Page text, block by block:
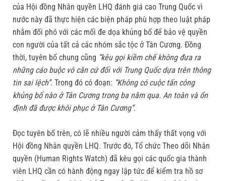
của Hội đồng Nhân quyền LHQ đánh giá cao Trung Quốc vì
nước này đã thực hiện các biện pháp phù hợp theo luật pháp
nhằm đối phó với các mối đe dọa khủng bố để bảo vệ quyền
con người của tất cả các nhóm sắc tộc ở Tân Cương. Đồng
thời, tuyên bố chung cũng “kêu gọi kiềm chế không đưa ra
những cáo buộc vô căn cứ đối với Trung Quốc dựa trên thông
tin sai lệch”. Trong đó có đoạn: “Không có cuộc tấn công
khủng bố nào ở Tân Cương trong ba năm qua. An toàn và ổn
định đã được khôi phục ở Tân Cương”.
Đọc tuyên bố trên, có lẽ nhiều người cảm thấy thất vọng với
Hội đồng Nhân quyền LHQ. Trước đó, Tổ chức Theo dõi Nhân
quyền (Human Rights Watch) đã kêu gọi các quốc gia thành
viên LHQ cần có hành động ngay lập tức để kiểm tra hồ sơ